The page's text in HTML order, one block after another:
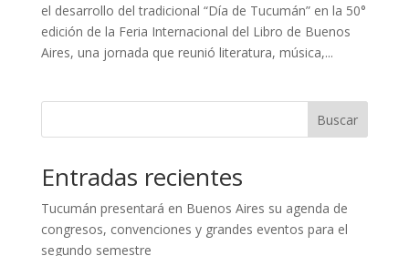
el desarrollo del tradicional “Día de Tucumán” en la 50°
edición de la Feria Internacional del Libro de Buenos
Aires, una jornada que reunió literatura, música,...
Buscar
Entradas recientes
Tucumán presentará en Buenos Aires su agenda de
congresos, convenciones y grandes eventos para el
segundo semestre